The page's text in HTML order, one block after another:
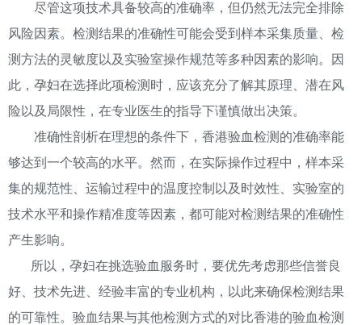
尽管这项技术具备较高的准确率，但仍然无法完全排除
风险因素。检测结果的准确性可能会受到样本采集质量、检
测方法的灵敏度以及实验室操作规范等多种因素的影响。因
此，孕妇在选择此项检测时，应该充分了解其原理、潜在风
险以及局限性，在专业医生的指导下谨慎做出决策。
准确性剖析在理想的条件下，香港验血检测的准确率能
够达到一个较高的水平。然而，在实际操作过程中，样本采
集的规范性、运输过程中的温度控制以及时效性、实验室的
技术水平和操作精准度等因素，都可能对检测结果的准确性
产生影响。
所以，孕妇在挑选验血服务时，要优先考虑那些信誉良
好、技术先进、经验丰富的专业机构，以此来确保检测结果
的可靠性。验血结果与其他检测方式的对比香港的验血检测